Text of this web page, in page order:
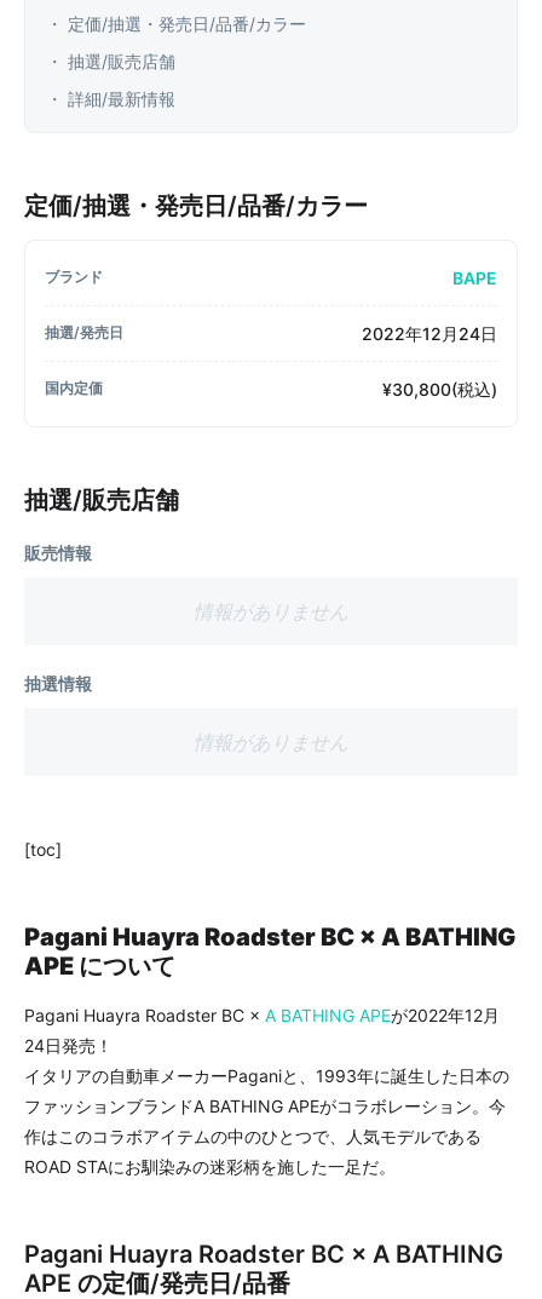
・ 定価/抽選・発売日/品番/カラー
・ 抽選/販売店舗
・ 詳細/最新情報
定価/抽選・発売日/品番/カラー
ブランド BAPE
抽選/発売日 2022年12月24日
国内定価 ¥30,800(税込)
抽選/販売店舗
販売情報
情報がありません
抽選情報
情報がありません
[toc]
Pagani Huayra Roadster BC × A BATHING
APE について
Pagani Huayra Roadster BC × A BATHING APEが2022年12月
24日発売！
イタリアの自動車メーカーPaganiと、1993年に誕生した日本の
ファッションブランドA BATHING APEがコラボレーション。今
作はこのコラボアイテムの中のひとつで、人気モデルである
ROAD STAにお馴染みの迷彩柄を施した一足だ。
Pagani Huayra Roadster BC × A BATHING
APE の定価/発売日/品番